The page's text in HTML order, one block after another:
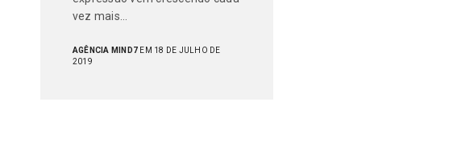
vez mais…
AGÊNCIA MIND7 EM 18 DE JULHO DE
2019